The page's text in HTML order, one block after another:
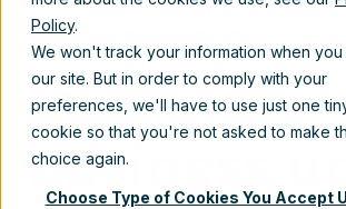
Policy.
We won't track your information when you
our site. But in order to comply with your
preferences, we'll have to use just one
cookie so that you're not asked to make
choice again.
Choose Type of Cookies You Accept
bouwen
migratie
business